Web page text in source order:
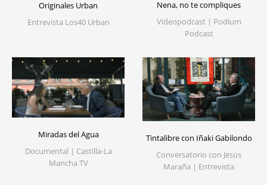
Originales Urban
Entrevista Los40 Urban
Nena, no te compliques
Videopodcast | Podium
Podcast
Miradas del Agua
Documental | Castilla-La
Mancha TV
Tintalibre con Iñaki Gabilondo
Conversatorio con Jesús
Maraña | Entrevista